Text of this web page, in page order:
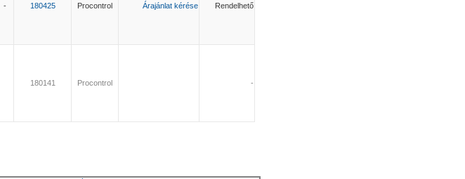
- 180425 Procontrol Árajánlat kérése Rendelhető
180141 Procontrol -